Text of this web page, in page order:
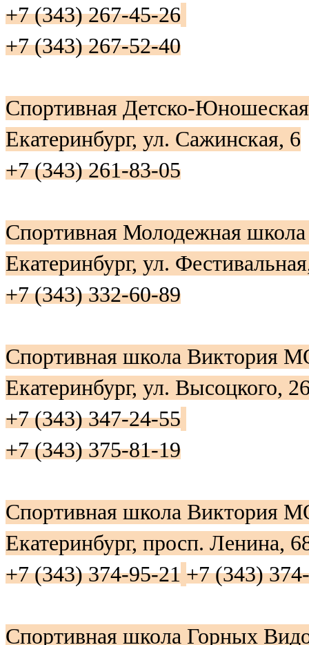
+7 (343) 267-45-26
+7 (343) 267-52-40
Спортивная Детско-
Екатеринбург, ул. Сажинская, 6
+7 (343) 261-83-05
Спортивная Молодежная
Екатеринбург, ул.
+7 (343) 332-60-89
Спортивная школа Виктория
Екатеринбург, ул. Высоцкого,
+7 (343) 347-24-55
+7 (343) 375-81-19
Спортивная школа Виктория
Екатеринбург, просп. Ленина,
+7 (343) 374-95-21 +7 (343)
Спортивная школа Горных